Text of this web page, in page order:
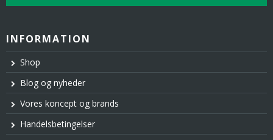
INFORMATION
Shop
Blog og nyheder
Vores koncept og brands
Handelsbetingelser